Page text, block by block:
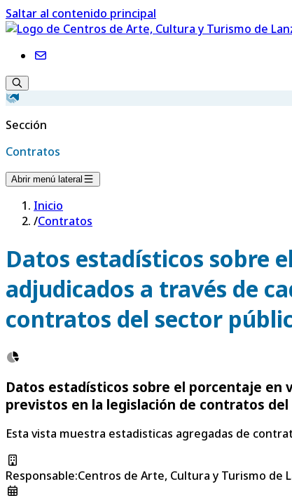
Saltar al contenido principal
Sección
Contratos
Abrir menú lateral
Inicio
/Contratos
Datos estadísticos sobre
adjudicados a través de
contratos del sector
Datos estadísticos sobre el porcentaje en
previstos en la legislación de contratos
Esta vista muestra estadisticas agregadas de
Responsable:Centros de Arte, Cultura y Turismo de